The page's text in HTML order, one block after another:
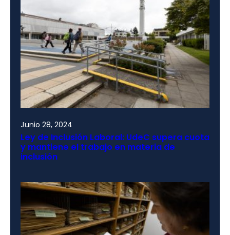
Junio 28, 2024
Ley de Inclusión Laboral: UdeC supera cuota
y mantiene el trabajo en materia de
inclusión